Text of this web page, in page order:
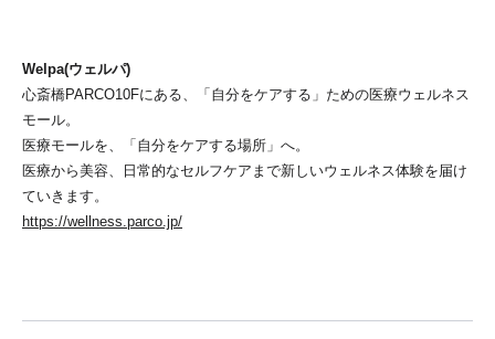
Welpa(ウェルパ)
心斎橋PARCO10Fにある、「自分をケアする」ための医療ウェルネス
モール。
医療モールを、「自分をケアする場所」へ。​
医療から美容、日常的なセルフケアまで新しいウェルネス体験を届け
ていきます。
https://wellness.parco.jp/